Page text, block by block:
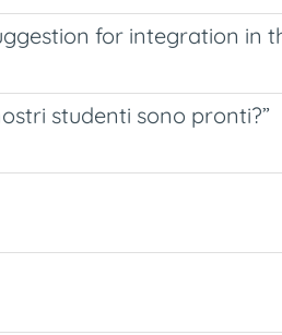
for integration in
studenti sono pronti?”